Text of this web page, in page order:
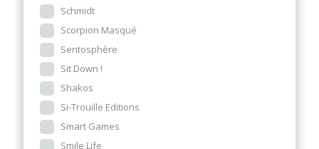
Schmidt
Scorpion Masqué
Sentosphère
Sit Down !
Shakos
Si-Trouille Editions
Smart Games
Smile Life